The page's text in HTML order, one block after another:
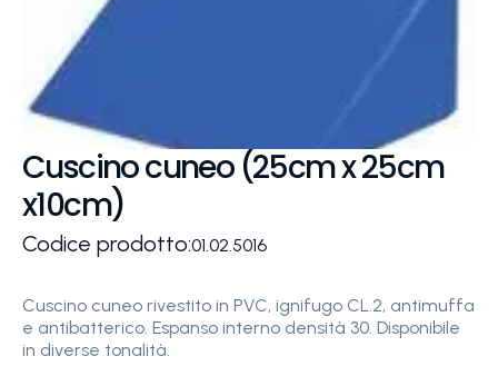
Cuscino cuneo (25cm x 25cm
x10cm)
Codice prodotto:01.02.5016
Cuscino cuneo rivestito in PVC, ignifugo CL.2, antimuffa
e antibatterico. Espanso interno densità 30. Disponibile
in diverse tonalità.